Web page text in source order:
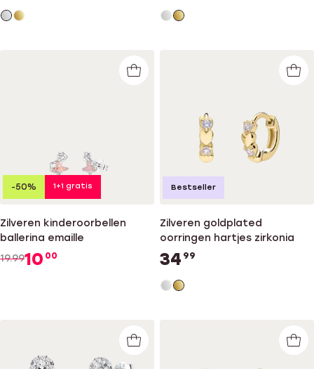
Zilveren kinderoorbellen
ballerina emaille
19.9910 00
-50% 1+1 gratis
Zilveren goldplated
oorringen hartjes zirkonia
34 99
Bestseller